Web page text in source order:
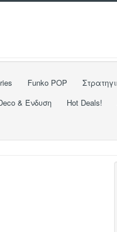
Funko POP
& Ένδυση Hot Deals!